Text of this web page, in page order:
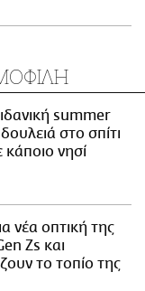
summer
στο σπίτι
κάποιο νησί
νέα οπτική της
Zs και
το τοπίο της